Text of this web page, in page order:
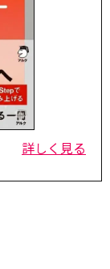
詳しく見る